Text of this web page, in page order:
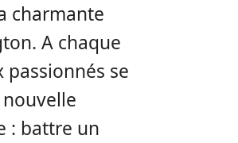
charmante
A chaque
passionnés se
: battre un